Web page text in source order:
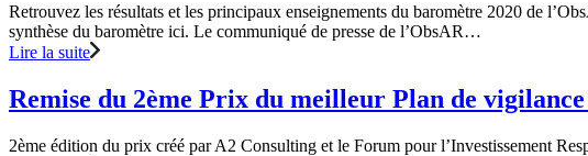
Retrouvez les résultats et les principaux enseignements du baromètre 2020 de
synthèse du baromètre ici. Le communiqué de presse de l’ObsAR…
Lire la suite
Remise du 2ème Prix du meilleur Plan de vigilance
2ème édition du prix créé par A2 Consulting et le Forum pour l’Investissement